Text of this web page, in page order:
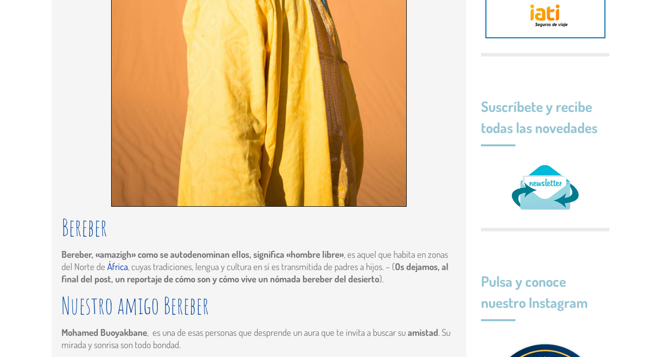
Bereber
Bereber, «amazigh» como se autodenominan ellos, significa «hombre libre», es aquel que habita en zonas
del Norte de África, cuyas tradiciones, lengua y cultura en sí es transmitida de padres a hijos. – (Os dejamos, al
final del post, un reportaje de cómo son y cómo vive un nómada bereber del desierto).
Nuestro amigo Bereber
Mohamed Buoyakbane, es una de esas personas que desprende un aura que te invita a buscar suamistad. Su
mirada y sonrisa son todo bondad.
Suscríbete y recibe
todas las novedades
Pulsa y conoce
nuestro Instagram